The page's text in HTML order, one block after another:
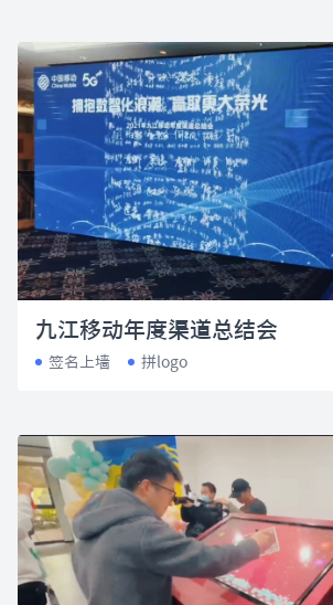
九江移动年度渠道总结会
签名上墙 拼logo